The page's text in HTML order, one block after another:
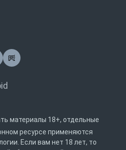
материалы 18+, отдельные
ресурсе применяются
Если вам нет 18 лет, то